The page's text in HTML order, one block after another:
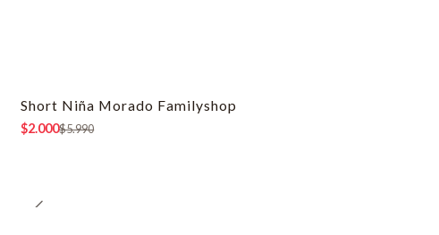
-67% OFF
Short Niña Morado Familyshop
$2.000$5.990